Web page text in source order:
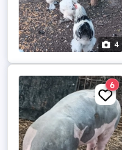
4
6